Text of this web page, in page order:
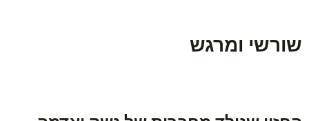
שורשי ומרגש